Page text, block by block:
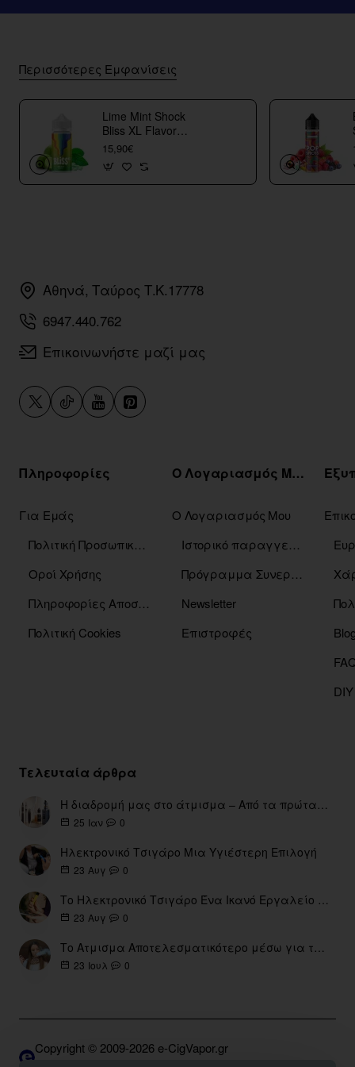
Περισσότερες Εμφανίσεις
Lime Mint Shock
Bliss XL Flavor
Shots
15,90€
Αθηνά, Ταύρος Τ.Κ.17778
6947.440.762
Επικοινωνήστε μαζί μας
Πληροφορίες
Για Εμάς
Πολιτική Προσωπικών Δεδομένων
Οροί Χρήσης
Πληροφορίες Αποστόλης
Πολιτική Cookies
Ο Λογαριασμός Μου
Ο Λογαριασμός Μου
Ιστορικό παραγγελιών
Πρόγραμμα Συνεργατών
Newsletter
Επιστροφές
Τελευταία άρθρα
Η διαδρομή μας στο άτμισμα – Από τα πρώτα eGo έως τη σύγχρονη εποχή
25 Ιαν 0
Ηλεκτρονικό Τσιγάρο Μια Υγιέστερη Επιλογή
23 Αυγ 0
Το Ηλεκτρονικό Τσιγάρο Ένα Ικανό Εργαλείο για τη Διακοπή του Καπνίσματος
23 Αυγ 0
Το Ατμισμα Αποτελεσματικότερο μέσω για την διακοπή Καπνίσματος
23 Ιουλ 0
Copyright © 2009-2026 e-CigVapor.gr